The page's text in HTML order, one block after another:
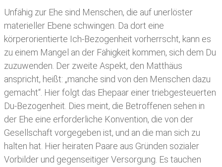
Unfähig zur Ehe sind Menschen, die auf unerlöster
materieller Ebene schwingen. Da dort eine
körperorientierte Ich-Bezogenheit vorherrscht, kann es
zu einem Mangel an der Fähigkeit kommen, sich dem Du
zuzuwenden. Der zweite Aspekt, den Matthäus
anspricht, heißt: „manche sind von den Menschen dazu
gemacht“. Hier folgt das Ehepaar einer triebgesteuerten
Du-Bezogenheit. Dies meint, die Betroffenen sehen in
der Ehe eine erforderliche Konvention, die von der
Gesellschaft vorgegeben ist, und an die man sich zu
halten hat. Hier heiraten Paare aus Gründen sozialer
Vorbilder und gegenseitiger Versorgung. Es tauchen